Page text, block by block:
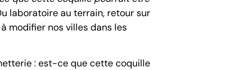
laboratoire au terrain, retour sur
modifier nos villes dans les
: est-ce que cette coquille